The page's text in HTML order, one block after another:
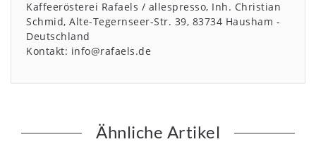
Kaffeerösterei Rafaels / allespresso, Inh. Christian
Schmid Alte-Tegernseer-Str. 39 83734 Hausham
Deutschland
Kontakt: info@rafaels.de
Ähnliche Artikel